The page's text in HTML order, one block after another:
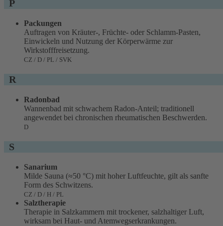
P
Packungen
Auftragen von Kräuter-, Früchte- oder Schlamm-Pasten,
Einwickeln und Nutzung der Körperwärme zur
Wirkstofffreisetzung.
CZ / D / PL / SVK
R
Radonbad
Wannenbad mit schwachem Radon-Anteil; traditionell
angewendet bei chronischen rheumatischen Beschwerden.
D
S
Sanarium
Milde Sauna (≈50 °C) mit hoher Luftfeuchte, gilt als sanfte
Form des Schwitzens.
CZ / D / H / PL
Salztherapie
Therapie in Salzkammern mit trockener, salzhaltiger Luft,
wirksam bei Haut- und Atemwegserkrankungen.